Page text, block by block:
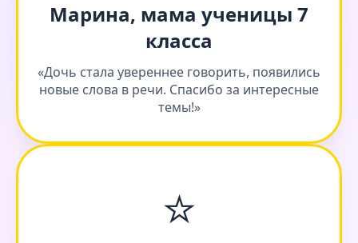
Марина, мама ученицы 7
класса
«Дочь стала увереннее говорить, появились
новые слова в речи. Спасибо за интересные
темы!»
⭐